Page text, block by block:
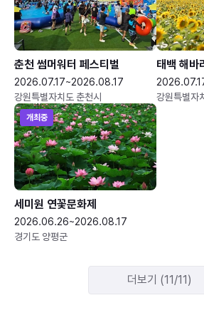
춘천 썸머워터 페스티벌
2026.07.17~2026.08.17
강원특별자치도 춘천시
태백 해바
강원특별자
개최중
세미원 연꽃문화제
2026.06.26~2026.08.17
경기도 양평군
더보기 (11/11)